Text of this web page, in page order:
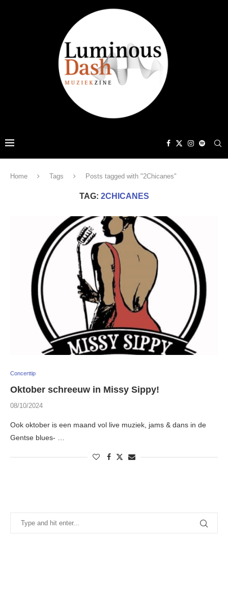
Home Tags Posts tagged with "2Chicanes"
TAG: 2CHICANES
Concerttip
Oktober schreeuw in Missy Sippy!
08/10/2024
Ook oktober is een maand vol live muziek, jams & dans in de
Gentse blues- …